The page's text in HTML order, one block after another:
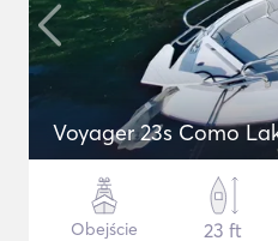
Voyager 23s Como
Obejście
23 ft